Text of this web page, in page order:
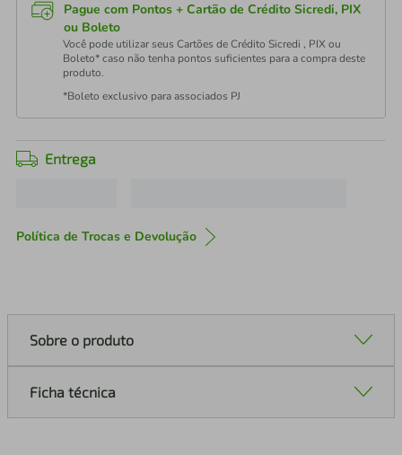
Pague com Pontos + Cartão de Crédito Sicredi, PIX
ou Boleto
Você pode utilizar seus Cartões de Crédito Sicredi , PIX ou
Boleto* caso não tenha pontos suficientes para a compra deste
produto.
*Boleto exclusivo para associados PJ
Entrega
Política de Trocas e Devolução
Sobre o produto
Ficha técnica